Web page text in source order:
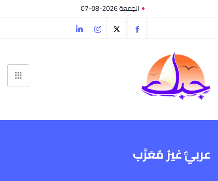
الجمعة 2026-08-07
عربيٌّ غيرُ مُعَرَّب